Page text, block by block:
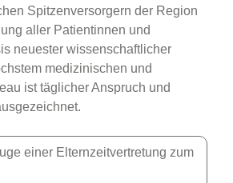
Spitzenversorgern der Region
aller Patientinnen und
neuester wissenschaftlicher
medizinischen und
ist täglicher Anspruch und
einer Elternzeitvertretung zum